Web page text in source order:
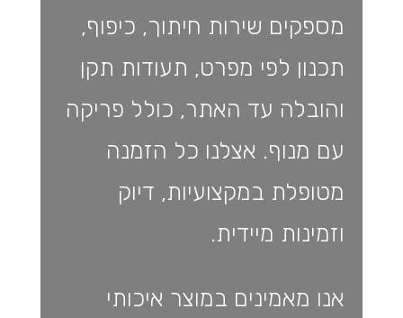
מספקים שירות חיתוך, כיפוף,
תכנון לפי מפרט, תעודות תקן
והובלה עד האתר, כולל פריקה
עם מנוף. אצלנו כל הזמנה
מטופלת במקצועיות, דיוק
וזמינות מיידית.
אנו מאמינים במוצר איכותי